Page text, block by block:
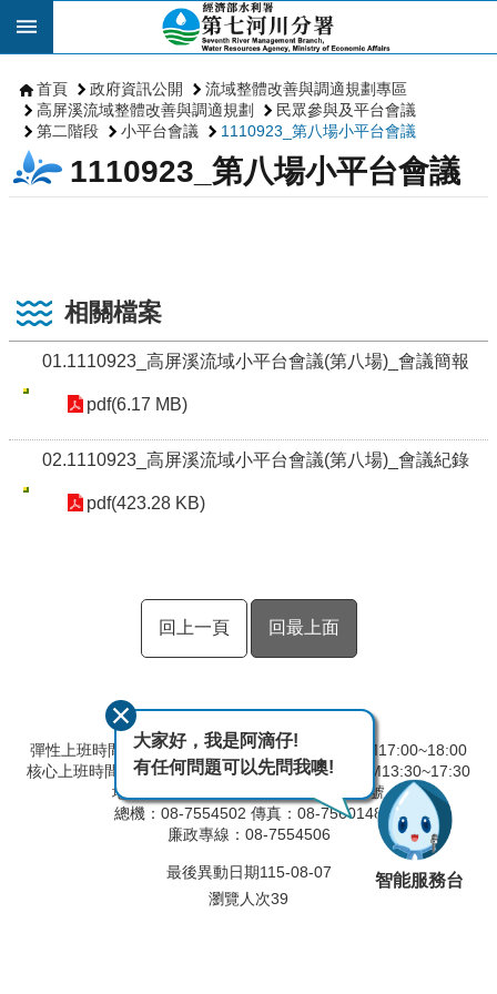
跳到主要內容區塊
首頁 政府資訊公開
流域整體改善與調適規劃專區
高屏溪流域整體改善與調適規劃
民眾參與及平台會議
第二階段
小平台會議 1110923_第八場小平台會議
1110923_第八場小平台會議
相關檔案
01.1110923_高屏溪流域小平台會議(第八場)_會議簡報
pdf(6.17 MB)
02.1110923_高屏溪流域小平台會議(第八場)_會議紀錄
pdf(423.28 KB)
回上一頁 回最上面
彈性上班時間：AM8:00~09:00 彈性下班時間：PM17:00~18:00
核心上班時間：星期一 ~ 星期五 AM8:30~12:30 PM13:30~17:30
地址：90093屏東縣屏東市建國路291號
總機：08-7554502 傳真：08-7560148
廉政專線：08-7554506
最後異動日期115-08-07
瀏覽人次39
大家好，我是阿滴仔!
有任何問題可以先問我噢!
智能服務台